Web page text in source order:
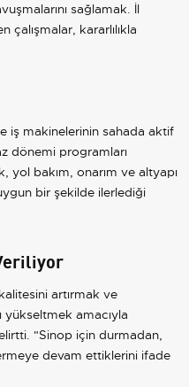
sağlamak. İl
kararlılıkla
iş makinelerinin sahada aktif
dönemi programları
yol bakım, onarım ve altyapı
bir şekilde ilerlediği
artırmak ve
yükseltmek amacıyla
"Sinop için durmadan,
devam ettiklerini ifade